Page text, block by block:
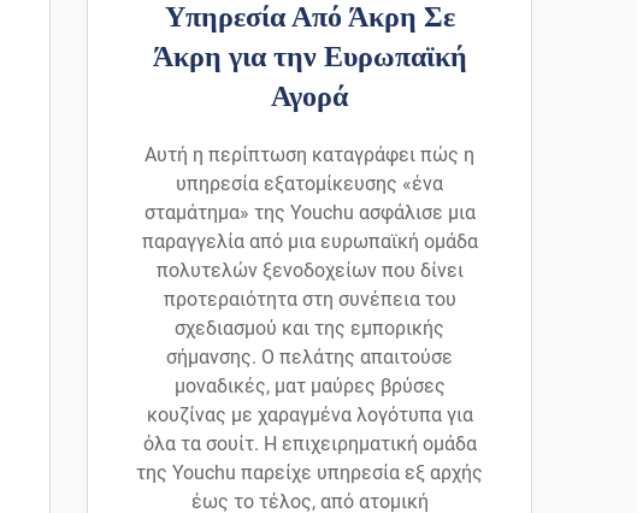
Υπηρεσία Από Άκρη Σε
Άκρη για την Ευρωπαϊκή
Αγορά
Αυτή η περίπτωση καταγράφει πώς η
υπηρεσία εξατομίκευσης «ένα
σταμάτημα» της Youchu ασφάλισε μια
παραγγελία από μια ευρωπαϊκή ομάδα
πολυτελών ξενοδοχείων που δίνει
προτεραιότητα στη συνέπεια του
σχεδιασμού και της εμπορικής
σήμανσης. Ο πελάτης απαιτούσε
μοναδικές, ματ μαύρες βρύσες
κουζίνας με χαραγμένα λογότυπα για
όλα τα σουίτ. Η επιχειρηματική ομάδα
της Youchu παρείχε υπηρεσία εξ αρχής
έως το τέλος, από ατομική